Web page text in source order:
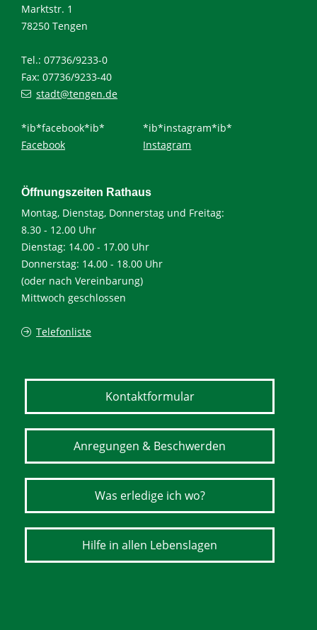
Marktstr. 1
78250 Tengen
Tel.: 07736/9233-0
Fax: 07736/9233-40
stadt@tengen.de
*ib*facebook*ib*
Facebook
*ib*instagram*ib*
Instagram
Öffnungszeiten Rathaus
Montag, Dienstag, Donnerstag und Freitag:
8.30 - 12.00 Uhr
Dienstag: 14.00 - 17.00 Uhr
Donnerstag: 14.00 - 18.00 Uhr
(oder nach Vereinbarung)
Mittwoch geschlossen
Telefonliste
Kontaktformular
Anregungen & Beschwerden
Was erledige ich wo?
Hilfe in allen Lebenslagen